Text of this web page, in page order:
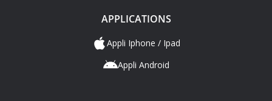
APPLICATIONS
Appli Iphone / Ipad
Appli Android